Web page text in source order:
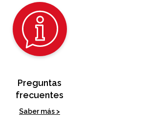
Preguntas
frecuentes
Saber más >